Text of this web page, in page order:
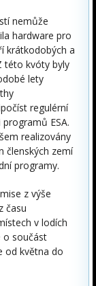
nemůže
hardware pro
krátkodobých a
této kvóty byly
lety
regulérní
ESA.
realizovány
členských zemí
programy.
z výše
času
v lodích
o součást
od května do